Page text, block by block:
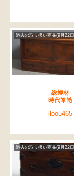
過去の取り扱い商品(9月22
総﨔材
時代箪笥
iloo5465
過去の取り扱い商品(9月22